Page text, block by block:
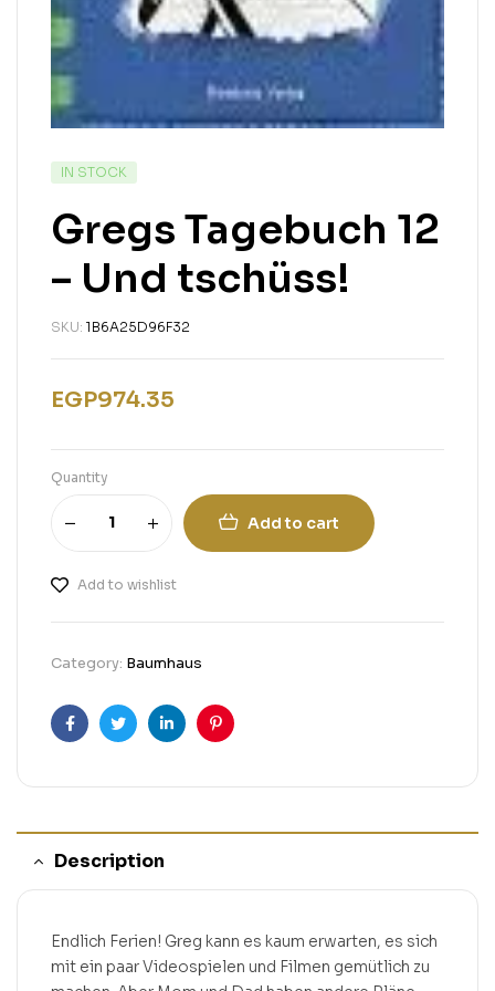
IN STOCK
Gregs Tagebuch 12
– Und tschüss!
SKU: 1B6A25D96F32
EGP974.35
Quantity
Add to cart
Add to wishlist
Category: Baumhaus
FacebookTwitterLinkedinPinterest
Description
Endlich Ferien! Greg kann es kaum erwarten, es sich
mit ein paar Videospielen und Filmen gemütlich zu